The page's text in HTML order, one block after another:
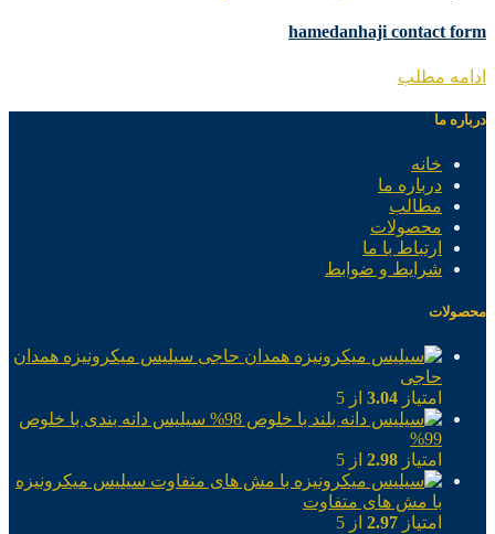
hamedanhaji contact form
ادامه مطلب
درباره ما
خانه
درباره ما
مطالب
محصولات
ارتباط با ما
شرایط و ضوابط
محصولات
سیلیس میکرونیزه همدان
حاجی
امتیاز 3.04 از 5
سیلیس دانه بندی با خلوص
99%
امتیاز 2.98 از 5
سیلیس میکرونیزه
با مش های متفاوت
امتیاز 2.97 از 5